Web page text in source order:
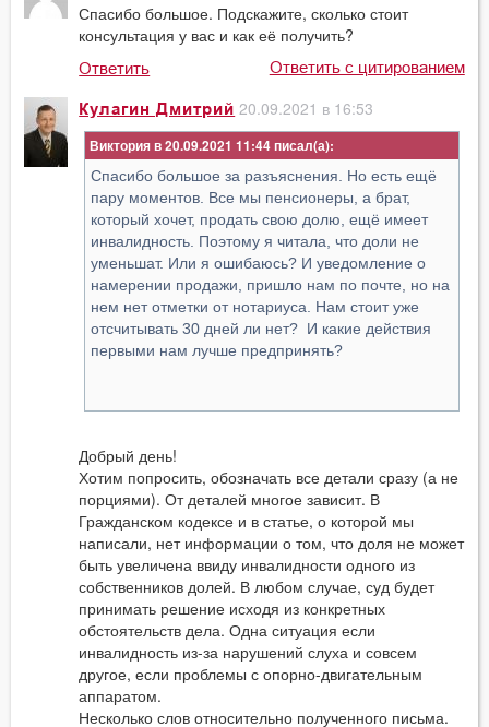
Спасибо большое. Подскажите, сколько стоит
консультация у вас и как её получить?
Ответить Ответить с цитированием
Кулагин Дмитрий 20.09.2021 в 16:53
Виктория в 20.09.2021 11:44
Спасибо большое за разъяснения. Но есть ещё
пару моментов. Все мы пенсионеры, а брат,
который хочет, продать свою долю, ещё имеет
инвалидность. Поэтому я читала, что доли не
уменьшат. Или я ошибаюсь? И уведомление о
намерении продажи, пришло нам по почте, но на
нем нет отметки от нотариуса. Нам стоит уже
отсчитывать 30 дней ли нет? И какие действия
первыми нам лучше предпринять?
Добрый день!
Хотим попросить, обозначать все детали сразу (а не
порциями). От деталей многое зависит. В
Гражданском кодексе и в статье, о которой мы
написали, нет информации о том, что доля не может
быть увеличена ввиду инвалидности одного из
собственников долей. В любом случае, суд будет
принимать решение исходя из конкретных
обстоятельств дела. Одна ситуация если
инвалидность из-за нарушений слуха и совсем
другое, если проблемы с опорно-двигательным
аппаратом.
Несколько слов относительно полученного письма.